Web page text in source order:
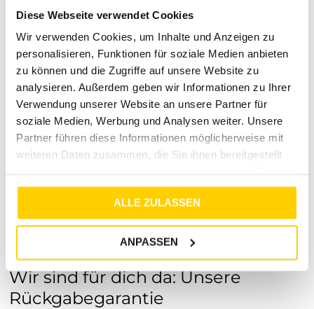
Diese Webseite verwendet Cookies
Wir verwenden Cookies, um Inhalte und Anzeigen zu
personalisieren, Funktionen für soziale Medien anbieten
zu können und die Zugriffe auf unsere Website zu
analysieren. Außerdem geben wir Informationen zu Ihrer
Verwendung unserer Website an unsere Partner für
soziale Medien, Werbung und Analysen weiter. Unsere
Partner führen diese Informationen möglicherweise mit
weiteren Daten zusammen, die Sie ihnen bereitgestellt
gesammelt haben.
ALLE ZULASSEN
ANPASSEN
dich in deiner neuen Kleidung rundum wohlfühlst und
genau die Outfits entdeckst, die deine einzigartige
Persönlichkeit unterstreichen. Unser liebevoll kuratiertes
Mode-Sortiment bietet dir stets die besten Kollektionen
angesagter Marken.
Dein entspanntes Shopping-
Erlebnis bei uns
Wir machen dir das Einkaufen so leicht wie möglich.
Bestelle dein neues Outift ganz bequem vom Sofa aus. Wir
Bestellung schnell, zuverlässig und sicher direkt zu dir nach
Hause – und das überall innerhalb Deutschlands. So hast du
dein neues Lieblingsstück in kürzester Zeit im
Wir sind für dich da: Unsere
Rückgabegarantie